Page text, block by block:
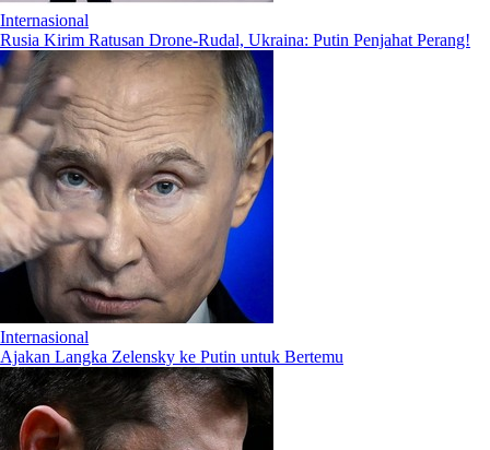
Internasional
Rusia Kirim Ratusan Drone-Rudal, Ukraina: Putin Penjahat Perang!
Internasional
Ajakan Langka Zelensky ke Putin untuk Bertemu